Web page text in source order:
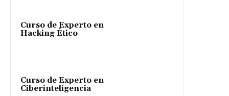
Curso de Experto en
Hacking Ético
Curso de Experto en
Ciberinteligencia